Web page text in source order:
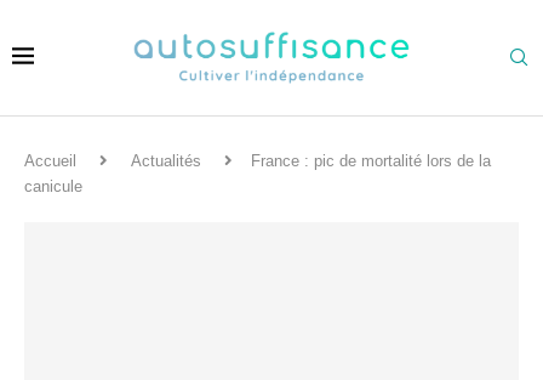
Accueil Actualités
France : pic de mortalité lors de la
canicule